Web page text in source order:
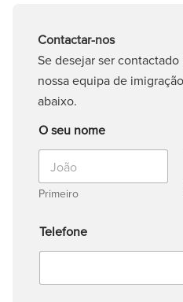
Contactar-nos
Se desejar ser
nossa equipa de
abaixo.
O seu nome
Primeiro
Telefone